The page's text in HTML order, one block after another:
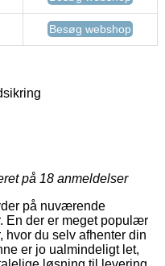
Besøg webshop
på 18 anmeldelser
på nuværende
En der er meget populær
hvor du selv afhenter din
er jo ualmindeligt let,